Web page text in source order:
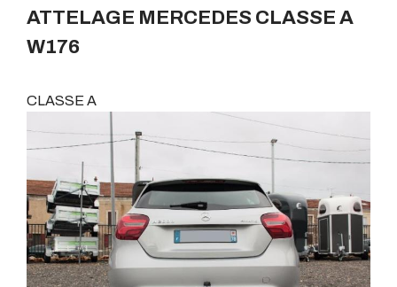
ATTELAGE MERCEDES CLASSE A
W176
CLASSE A